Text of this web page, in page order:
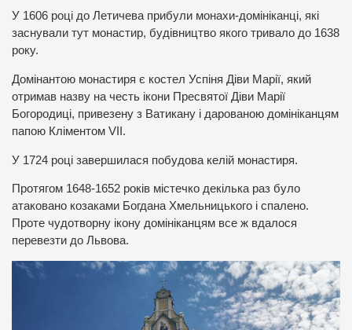
У 1606 році до Летичева прибули монахи-домініканці, які
заснували тут монастир, будівництво якого тривало до 1638
року.
Домінантою монастиря є костел Успіня Діви Марії, який
отримав назву на честь ікони Пресвятої Діви Марії
Богородиці, привезену з Ватикану і дарованою домініканцям
папою Кліментом VІІ.
У 1724 році завершилася побудова келій монастиря.
Протягом 1648-1652 років містечко декілька раз було
атаковано козаками Богдана Хмельницького і спалено.
Проте чудотворну ікону домініканцям все ж вдалося
перевезти до Львова.